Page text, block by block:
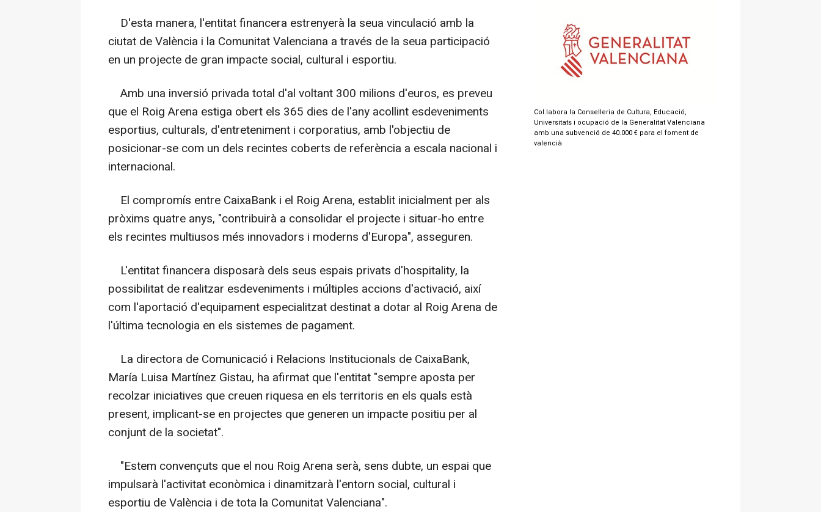
D'esta manera, l'entitat financera estrenyerà la seua vinculació amb la
ciutat de València i la Comunitat Valenciana a través de la seua participació
en un projecte de gran impacte social, cultural i esportiu.
Amb una inversió privada total d'al voltant 300 milions d'euros, es preveu
que el Roig Arena estiga obert els 365 dies de l'any acollint esdeveniments
esportius, culturals, d'entreteniment i corporatius, amb l'objectiu de
posicionar-se com un dels recintes coberts de referència a escala nacional i
internacional.
El compromís entre CaixaBank i el Roig Arena, establit inicialment per als
pròxims quatre anys, "contribuirà a consolidar el projecte i situar-ho entre
els recintes multiusos més innovadors i moderns d'Europa", asseguren.
L'entitat financera disposarà dels seus espais privats d'hospitality, la
possibilitat de realitzar esdeveniments i múltiples accions d'activació, així
com l'aportació d'equipament especialitzat destinat a dotar al Roig Arena de
l'última tecnologia en els sistemes de pagament.
La directora de Comunicació i Relacions Institucionals de CaixaBank,
María Luisa Martínez Gistau, ha afirmat que l'entitat "sempre aposta per
recolzar iniciatives que creuen riquesa en els territoris en els quals està
present, implicant-se en projectes que generen un impacte positiu per al
conjunt de la societat".
"Estem convençuts que el nou Roig Arena serà, sens dubte, un espai que
impulsarà l'activitat econòmica i dinamitzarà l'entorn social, cultural i
esportiu de València i de tota la Comunitat Valenciana".
Col.labora la Conselleria de Cultura, Educació,
Universitats i ocupació de la Generalitat Valenciana
amb una subvenció de 40.000 € para el foment de
valencià